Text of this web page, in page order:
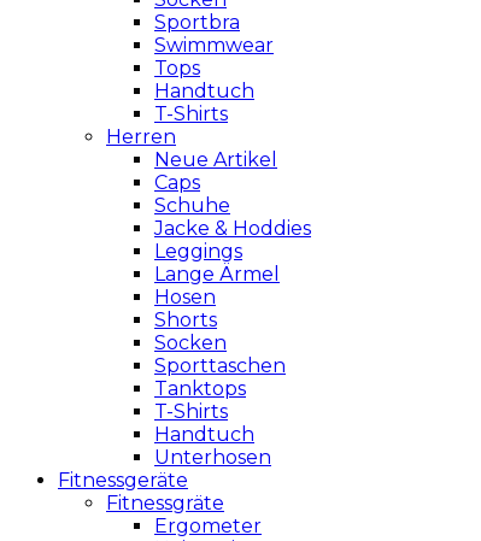
Sportbra
Swimmwear
Tops
Handtuch
T-Shirts
Herren
Neue Artikel
Caps
Schuhe
Jacke & Hoddies
Leggings
Lange Ärmel
Hosen
Shorts
Socken
Sporttaschen
Tanktops
T-Shirts
Handtuch
Unterhosen
Fitnessgeräte
Fitnessgräte
Ergometer